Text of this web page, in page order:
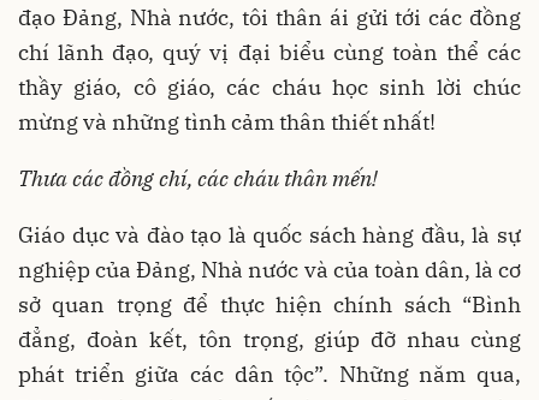
đạo Đảng, Nhà nước, tôi thân ái gửi tới các đồng
chí lãnh đạo, quý vị đại biểu cùng toàn thể các
thầy giáo, cô giáo, các cháu học sinh lời chúc
mừng và những tình cảm thân thiết nhất!
Thưa các đồng chí, các cháu thân mến!
Giáo dục và đào tạo là quốc sách hàng đầu, là sự
nghiệp của Đảng, Nhà nước và của toàn dân, là cơ
sở quan trọng để thực hiện chính sách “Bình
đẳng, đoàn kết, tôn trọng, giúp đỡ nhau cùng
phát triển giữa các dân tộc”. Những năm qua,